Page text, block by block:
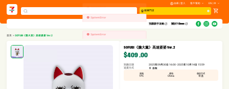
註冊 | 登入 客戶幫助 EN | 中
選擇門店
預購新手攻略​ 關於7-Eleven
首頁 >SOFUBI《膽大黨》高速婆婆 Ver.2
SOFUBI《膽大黨》高速婆婆 Ver.2
$409.00
預購日期
2025年09月30日 16:00 - 2025年10月14日 15:59
送貨方式
自取
規格
1PC
產地
China
儲存方式
常溫